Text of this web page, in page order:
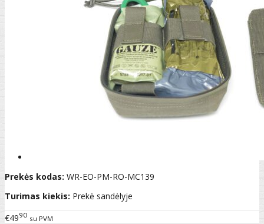
Prekės kodas: WR-EO-PM-RO-MC139
Turimas kiekis: Prekė sandėlyje
€4990 su PVM